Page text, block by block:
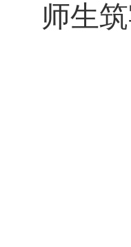
师生